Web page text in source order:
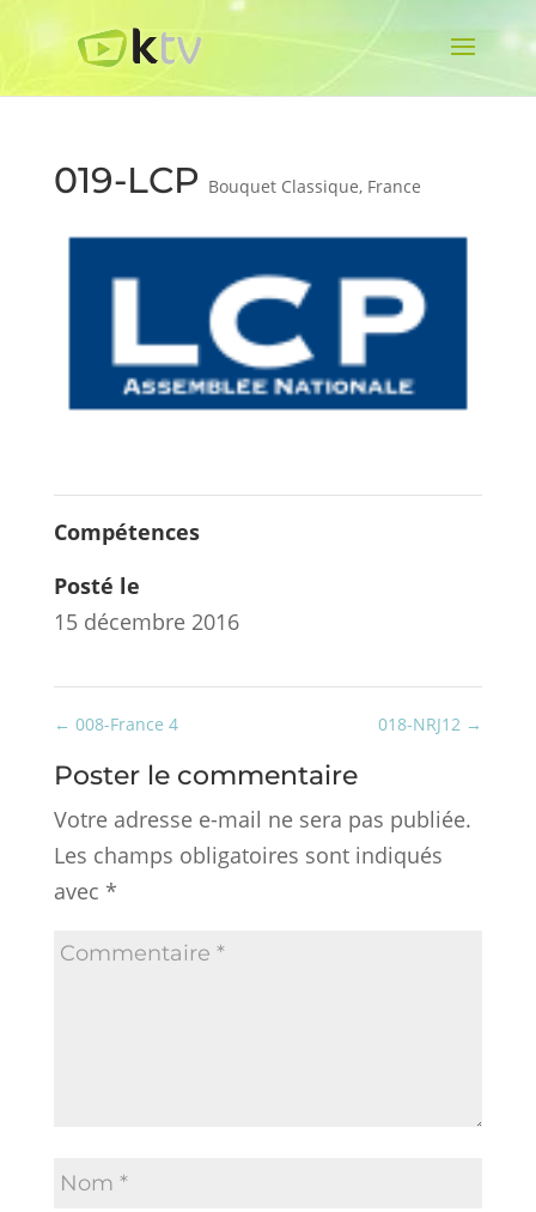
019-LCP Bouquet Classique, France
Compétences
Posté le
15 décembre 2016
← 008-France 4 018-NRJ12 →
Poster le commentaire
Votre adresse e-mail ne sera pas publiée.
Les champs obligatoires sont indiqués
avec *